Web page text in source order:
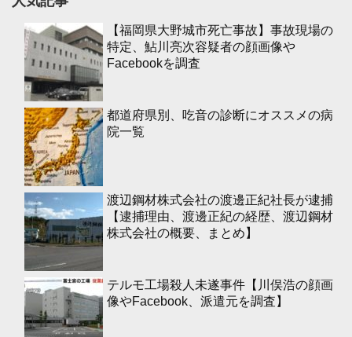
【福岡県大野城市死亡事故】事故現場の
特定、鮎川亮次容疑者の顔画像や
Facebookを調査
都道府県別、吃音の診断にオススメの病
院一覧
渡辺鋼材株式会社の渡邊正紀社長が逮捕
【逮捕理由、渡邊正紀の経歴、渡辺鋼材
株式会社の概要、まとめ】
テルモ工場殺人未遂事件【川俣浩の顔画
像やFacebook、派遣元を調査】